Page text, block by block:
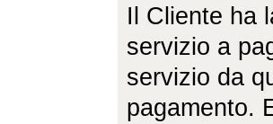
Il Cliente ha
servizio a
servizio da
pagamento.